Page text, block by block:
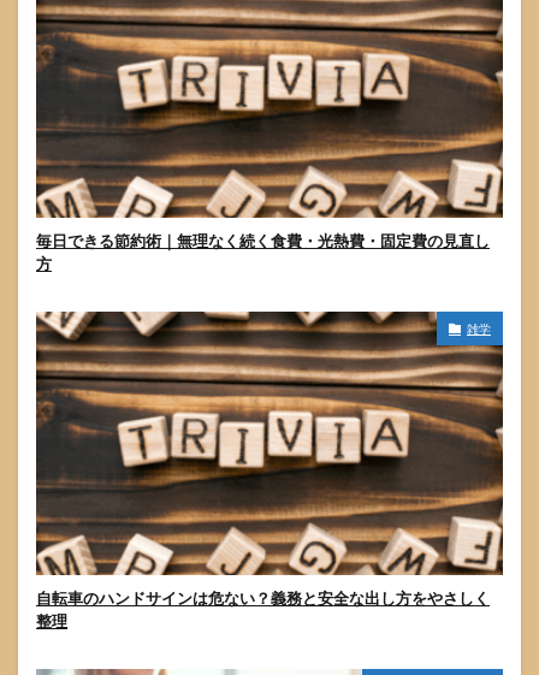
毎日できる節約術｜無理なく続く食費・光熱費・固定費の見直し
方
雑学
自転車のハンドサインは危ない？義務と安全な出し方をやさしく
整理